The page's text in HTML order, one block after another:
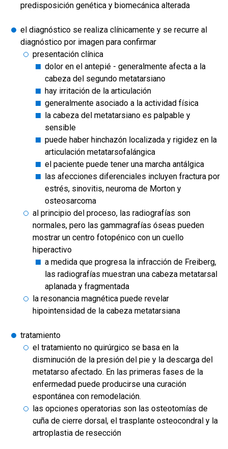
predisposición genética y biomecánica alterada
el diagnóstico se realiza clínicamente y se recurre al
diagnóstico por imagen para confirmar
presentación clínica
dolor en el antepié - generalmente afecta a la
cabeza del segundo metatarsiano
hay irritación de la articulación
generalmente asociado a la actividad física
la cabeza del metatarsiano es palpable y
sensible
puede haber hinchazón localizada y rigidez en la
articulación metatarsofalángica
el paciente puede tener una marcha antálgica
las afecciones diferenciales incluyen fractura por
estrés, sinovitis, neuroma de Morton y
osteosarcoma
al principio del proceso, las radiografías son
normales, pero las gammagrafías óseas pueden
mostrar un centro fotopénico con un cuello
hiperactivo
a medida que progresa la infracción de Freiberg,
las radiografías muestran una cabeza metatarsal
aplanada y fragmentada
la resonancia magnética puede revelar
hipointensidad de la cabeza metatarsiana
tratamiento
el tratamiento no quirúrgico se basa en la
disminución de la presión del pie y la descarga del
metatarso afectado. En las primeras fases de la
enfermedad puede producirse una curación
espontánea con remodelación.
las opciones operatorias son las osteotomías de
cuña de cierre dorsal, el trasplante osteocondral y la
artroplastia de resección